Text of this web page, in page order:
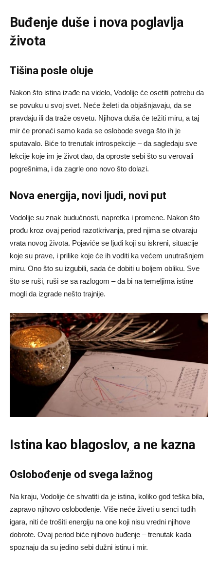
Buđenje duše i nova poglavlja
života
Tišina posle oluje
Nakon što istina izađe na videlo, Vodolije će osetiti potrebu da
se povuku u svoj svet. Neće želeti da objašnjavaju, da se
pravdaju ili da traže osvetu. Njihova duša će težiti miru, a taj
mir će pronaći samo kada se oslobode svega što ih je
sputavalo. Biće to trenutak introspekcije – da sagledaju sve
lekcije koje im je život dao, da oproste sebi što su verovali
pogrešnima, i da zagrle ono novo što dolazi.
Nova energija, novi ljudi, novi put
Vodolije su znak budućnosti, napretka i promene. Nakon što
prođu kroz ovaj period razotkrivanja, pred njima se otvaraju
vrata novog života. Pojaviće se ljudi koji su iskreni, situacije
koje su prave, i prilike koje će ih voditi ka većem unutrašnjem
miru. Ono što su izgubili, sada će dobiti u boljem obliku. Sve
što se ruši, ruši se sa razlogom – da bi na temeljima istine
mogli da izgrade nešto trajnije.
Istina kao blagoslov, a ne kazna
Oslobođenje od svega lažnog
Na kraju, Vodolije će shvatiti da je istina, koliko god teška bila,
zapravo njihovo oslobođenje. Više neće živeti u senci tuđih
igara, niti će trošiti energiju na one koji nisu vredni njihove
dobrote. Ovaj period biće njihovo buđenje – trenutak kada
spoznaju da su jedino sebi dužni istinu i mir.